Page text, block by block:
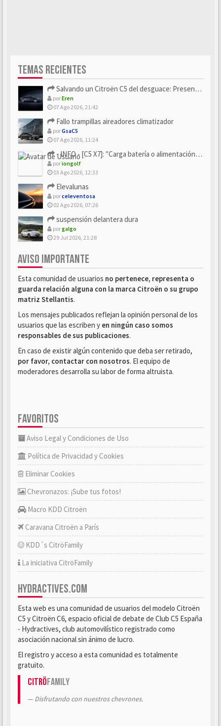
TEMAS RECIENTES
Salvando un Citroën C5 del desguace: Presentación y seguimiento
porEren
07 Ago 2026, 21:42
Fallo trampillas aireadores climatizador
porGsaC5
07 Ago 2026, 11:24
- INFO - [C5 X7]: "Carga batería o alimentación eléctri...
poriongolf
03 Ago 2026, 12:33
Elevalunas
porceleventosa
02 Ago 2026, 07:26
suspensión delantera dura
porgalgo
29 Jul 2026, 21:28
AVISO IMPORTANTE
Esta comunidad de usuarios no pertenece, representa o
guarda relación alguna con la marca Citroën o su grupo
matriz Stellantis.
Los mensajes publicados reflejan la opinión personal de los
usuarios que las escriben y en ningún caso somos
responsables de sus publicaciones.
En caso de existir algún contenido que deba ser retirado,
por favor, contactar con nosotros. El equipo de
moderadores desarrolla su labor de forma altruista.
FAVORITOS
Aviso Legal y Condiciones de Uso
Política de Privacidad y Cookies
Eliminar Cookies
Chevronazos: ¡Sube tus fotos!
Macro KDD Citroën
Caravana Citroën a París
KDD´s CitröFamily
La iniciativa CitröFamily
HYDRACTIVES.COM
Esta web es una comunidad de usuarios del modelo Citroën
C5 y Citroën C6, espacio oficial de debate de Club C5 España
- Hydractives, club automovilístico registrado como
asociación nacional sin ánimo de lucro.
El registro y acceso a esta comunidad es totalmente
gratuito.
CitröFamily
Disfrutando con nuestros chevrones.